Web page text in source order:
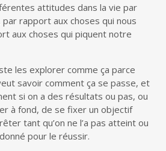
attitudes dans la vie par
rapport aux choses qui nous
aux choses qui piquent notre
les explorer comme ça parce
savoir comment ça se passe, et
si on a des résultats ou pas, ou
à fond, de se fixer un objectif
tant qu’on ne l’a pas atteint ou
pour le réussir.